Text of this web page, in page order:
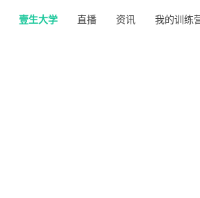
壹生大学 直播 资讯 我的训练